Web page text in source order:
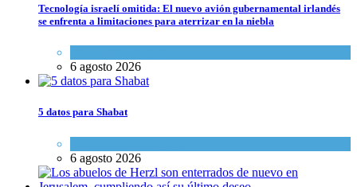
Tecnología israelí omitida: El nuevo avión gubernamental irlandés
se enfrenta a limitaciones para aterrizar en la niebla
6 agosto 2026
5 datos para Shabat
6 agosto 2026